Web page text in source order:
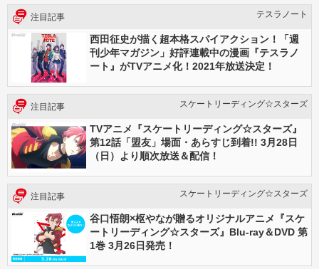
注目記事 テスラノート
西田征史が描く超本格スパイアクション！「週
刊少年マガジン」好評連載中の漫画『テスラノ
ート』がTVアニメ化！2021年放送決定！
注目記事 スケートリーディング☆スターズ
TVアニメ『スケートリーディング☆スターズ』
第12話「盟友」場面・あらすじ到着!! 3月28日
（日）より順次放送＆配信！
注目記事 スケートリーディング☆スターズ
谷口悟朗×枢やなが贈るオリジナルアニメ『スケ
ートリーディング☆スターズ』Blu-ray＆DVD 第
1巻 3月26日発売！